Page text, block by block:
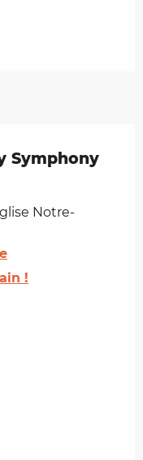
Symphony
Notre-
!